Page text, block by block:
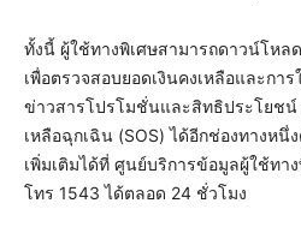
ทั้งนี้ ผู้ใช้ทางพิเศษสามารถดาวน์โหลด
เพื่อตรวจสอบยอดเงินคงเหลือและกา
ข่าวสารโปรโมชั่นและสิทธิประโยชน์
เหลือฉุกเฉิน (SOS) ได้อีกช่องทางห
เพิ่มเติมได้ที่ ศูนย์บริการข้อมูลผู้ใช้ทาง
โทร 1543 ได้ตลอด 24 ชั่วโมง